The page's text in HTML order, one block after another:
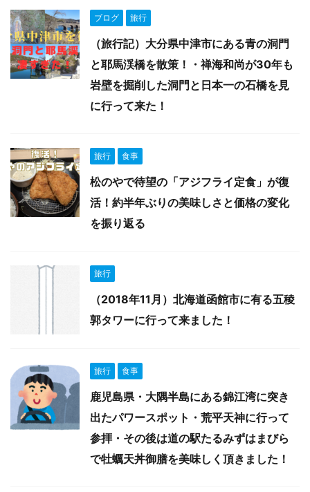
ブログ 旅行
（旅行記）大分県中津市にある青の洞門
と耶馬渓橋を散策！・禅海和尚が30年も
岩壁を掘削した洞門と日本一の石橋を見
に行って来た！
旅行 食事
松のやで待望の「アジフライ定食」が復
活！約半年ぶりの美味しさと価格の変化
を振り返る
旅行
（2018年11月）北海道函館市に有る五稜
郭タワーに行って来ました！
旅行 食事
鹿児島県・大隅半島にある錦江湾に突き
出たパワースポット・荒平天神に行って
参拝・その後は道の駅たるみずはまびら
で牡蠣天丼御膳を美味しく頂きました！